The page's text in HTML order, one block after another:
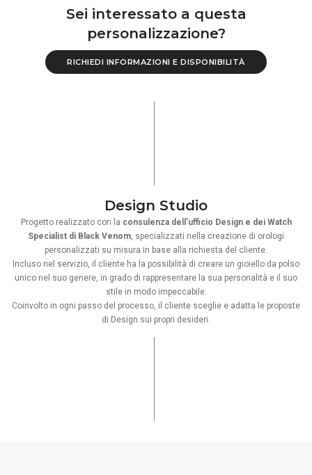
Sei interessato a questa
personalizzazione?
RICHIEDI INFORMAZIONI E DISPONIBILITÀ
Design Studio
Progetto realizzato con la consulenza dell'ufficio Design e dei Watch
Specialist di Black Venom , specializzati nella creazione di orologi
personalizzati su misura in base alla richiesta del cliente.
Incluso nel servizio, il cliente ha la possibilità di creare un gioiello da polso
unico nel suo genere, in grado di rappresentare la sua personalità e il suo
stile in modo impeccabile.
Coinvolto in ogni passo del processo, il cliente sceglie e adatta le proposte
di Design sui propri desideri.